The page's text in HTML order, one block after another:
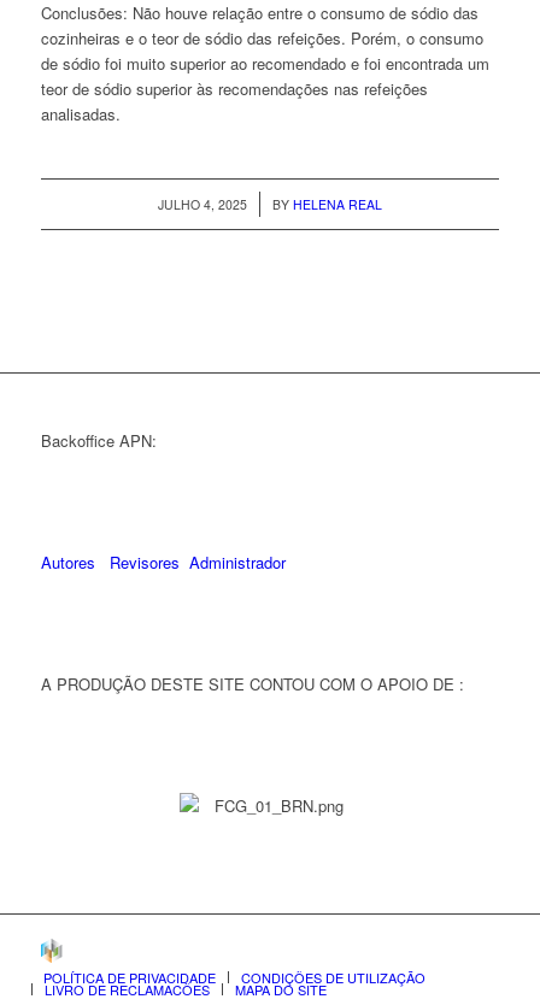
Conclusões: Não houve relação entre o consumo de sódio das
cozinheiras e o teor de sódio das refeições. Porém, o consumo
de sódio foi muito superior ao recomendado e foi encontrada um
teor de sódio superior às recomendações nas refeições
analisadas.
JULHO 4, 2025
/ BY HELENA REAL
Backoffice APN:
Autores Revisores Administrador
A PRODUÇÃO DESTE SITE CONTOU COM O APOIO DE :
POLÍTICA DE PRIVACIDADE CONDIÇÕES DE UTILIZAÇÃO
LIVRO DE RECLAMAÇÕES MAPA DO SITE